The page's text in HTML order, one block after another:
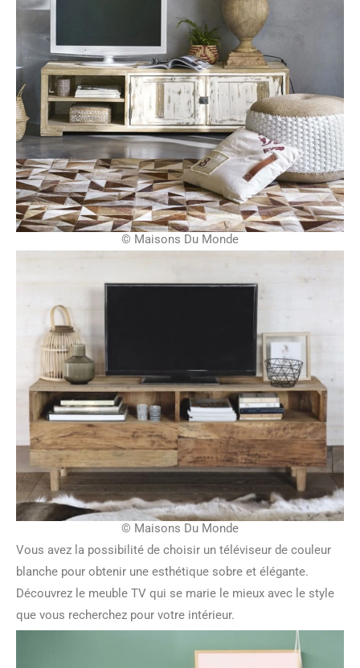
© Maisons Du Monde
© Maisons Du Monde
Vous avez la possibilité de choisir un téléviseur de couleur
blanche pour obtenir une esthétique sobre et élégante.
Découvrez le meuble TV qui se marie le mieux avec le style
que vous recherchez pour votre intérieur.